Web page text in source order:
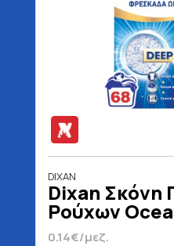
DIXAN
Dixan Σκόνη
Ρούχων
Μεζούρες
0.14€/μεζ.